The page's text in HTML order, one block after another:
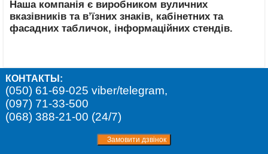
Наша компанія є виробником вуличних
вказівників та в’їзних знаків, кабінетних та
фасадних табличок, інформаційних стендів.
КОНТАКТЫ:
(050) 61-69-025 viber/telegram,
(097) 71-33-500
(068) 388-21-00 (24/7)